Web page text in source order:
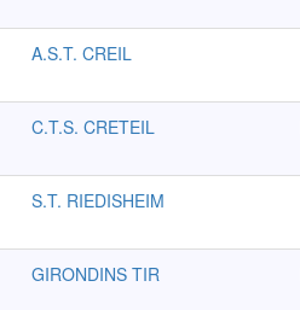
A.S.T. CREIL
C.T.S. CRETEIL
S.T. RIEDISHEIM
GIRONDINS TIR